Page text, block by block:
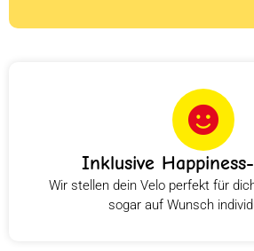
Inklusive
Wir stellen dein Velo perfekt für
sogar auf Wunsch